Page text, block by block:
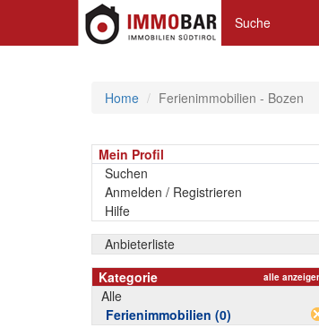
Suche
Home Ferienimmobilien - Bozen
Mein Profil
Suchen
Anmelden / Registrieren
Hilfe
Anbieterliste
Kategorie
alle
Alle
Ferienimmobilien (0)